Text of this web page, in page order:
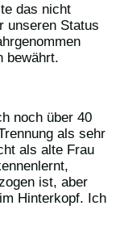
das nicht
unseren Status
bewährt.
noch über 40
als sehr
als alte Frau
ist, aber
Hinterkopf. Ich